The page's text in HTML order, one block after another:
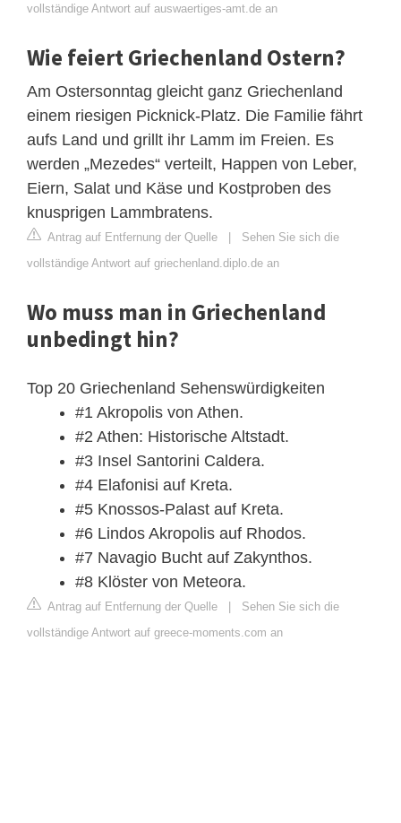
vollständige Antwort auf auswaertiges-amt.de an
Wie feiert Griechenland Ostern?
Am Ostersonntag gleicht ganz Griechenland
einem riesigen Picknick-Platz. Die Familie fährt
aufs Land und grillt ihr Lamm im Freien. Es
werden „Mezedes“ verteilt, Happen von Leber,
Eiern, Salat und Käse und Kostproben des
knusprigen Lammbratens.
Antrag auf Entfernung der Quelle | Sehen Sie sich die
vollständige Antwort auf griechenland.diplo.de an
Wo muss man in Griechenland
unbedingt hin?
Top 20 Griechenland Sehenswürdigkeiten
#1 Akropolis von Athen.
#2 Athen: Historische Altstadt.
#3 Insel Santorini Caldera.
#4 Elafonisi auf Kreta.
#5 Knossos-Palast auf Kreta.
#6 Lindos Akropolis auf Rhodos.
#7 Navagio Bucht auf Zakynthos.
#8 Klöster von Meteora.
Antrag auf Entfernung der Quelle | Sehen Sie sich die
vollständige Antwort auf greece-moments.com an